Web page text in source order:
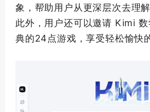
象，帮助用户从更深层次去理解
此外，用户还可以邀请 Kimi
典的24点游戏，享受轻松愉快